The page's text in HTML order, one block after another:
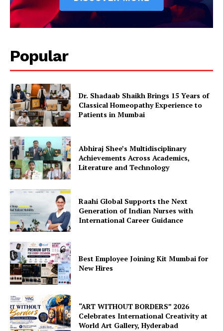
Popular
Dr. Shadaab Shaikh Brings 15 Years of
Classical Homeopathy Experience to
Patients in Mumbai
Abhiraj Shee’s Multidisciplinary
Achievements Across Academics,
Literature and Technology
Raahi Global Supports the Next
Generation of Indian Nurses with
International Career Guidance
Best Employee Joining Kit Mumbai for
New Hires
“ART WITHOUT BORDERS” 2026
Celebrates International Creativity at
World Art Gallery, Hyderabad